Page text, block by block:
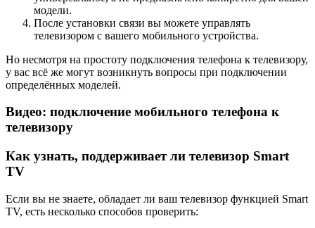
модели.
После установки связи вы можете управлять
телевизором с вашего мобильного устройства.
Но несмотря на простоту подключения телефона к телевизору,
у вас всё же могут возникнуть вопросы при подключении
определённых моделей.
Видео: подключение мобильного телефона к
телевизору
Как узнать, поддерживает ли телевизор Smart
TV
Если вы не знаете, обладает ли ваш телевизор функцией Smart
TV, есть несколько способов проверить: